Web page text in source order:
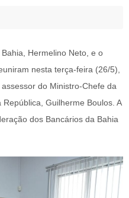
Hermelino Neto, e o
nesta terça-feira (26/5),
do Ministro-Chefe da
Guilherme Boulos. A
dos Bancários da Bahia